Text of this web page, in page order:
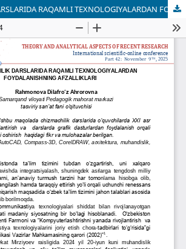
CHIZMCHILIK DARSLARIDA RAQAMLI TEXNOLOGIYALARDAN FOYDALANISHNING AFZALLIKLARI